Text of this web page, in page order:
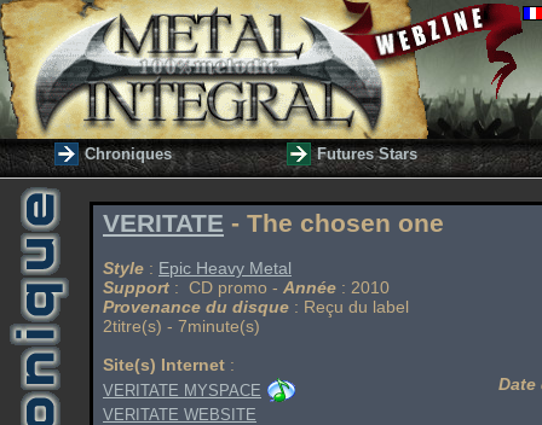
Chroniques Futures Stars
VERITATE - The chosen one
Style : Epic Heavy Metal
Support : CD promo - Année : 2010
Provenance du disque : Reçu du label
2titre(s) - 7minute(s)
Site(s) Internet :
VERITATE MYSPACE
VERITATE WEBSITE